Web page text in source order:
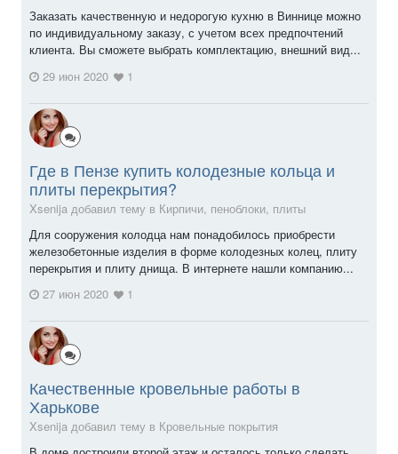
Заказать качественную и недорогую кухню в Виннице можно
по индивидуальному заказу, с учетом всех предпочтений
клиента. Вы сможете выбрать комплектацию, внешний вид...
29 июн 2020
1
Где в Пензе купить колодезные кольца и
плиты перекрытия?
Xsenija добавил тему в Кирпичи, пеноблоки, плиты
Для сооружения колодца нам понадобилось приобрести
железобетонные изделия в форме колодезных колец, плиту
перекрытия и плиту днища. В интернете нашли компанию...
27 июн 2020
1
Качественные кровельные работы в
Харькове
Xsenija добавил тему в Кровельные покрытия